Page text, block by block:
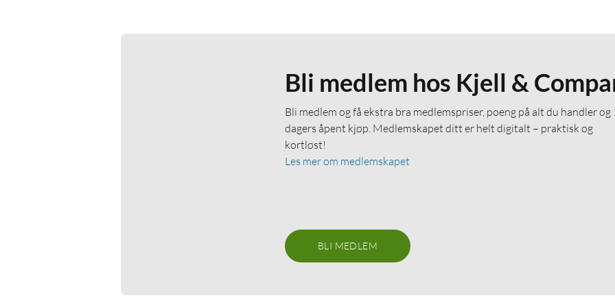
Bli medlem hos Kjell &
Bli medlem og få ekstra bra medlemspriser, poeng på alt du handler og
dagers åpent kjøp. Medlemskapet ditt er helt digitalt – praktisk og
kortløst!
Les mer om medlemskapet
BLI MEDLEM